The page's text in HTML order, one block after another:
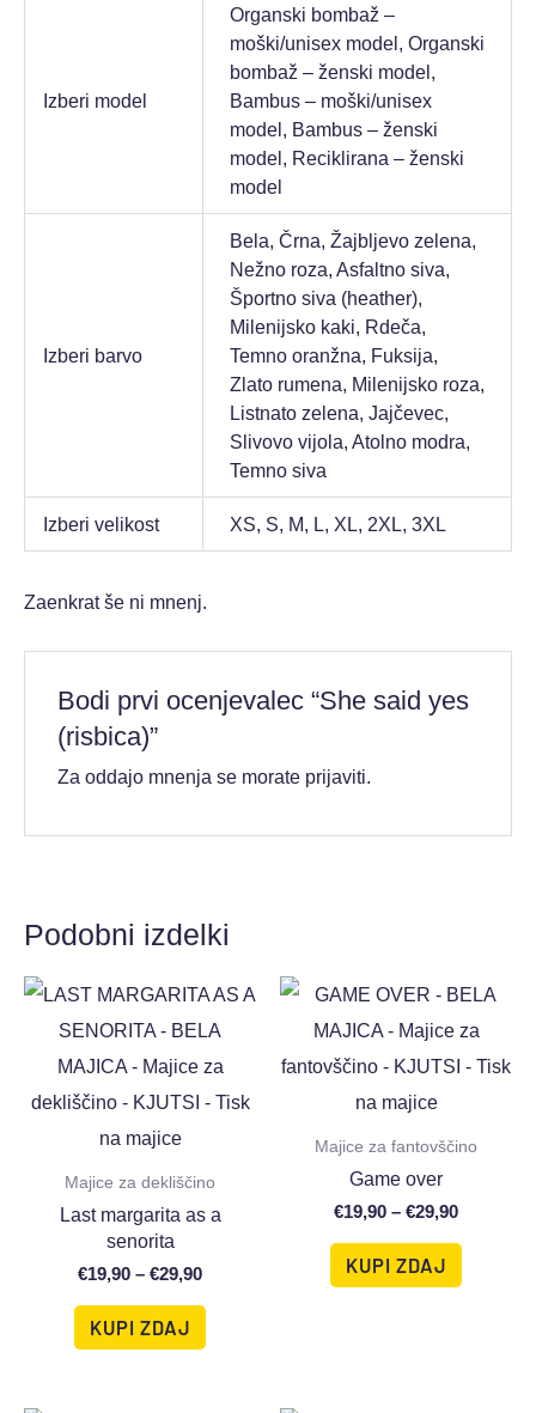
Izberi model
Organski bombaž –
moški/unisex model, Organski
bombaž – ženski model,
Bambus – moški/unisex
model, Bambus – ženski
model, Reciklirana – ženski
model
Izberi barvo
Bela, Črna, Žajbljevo zelena,
Nežno roza, Asfaltno siva,
Športno siva (heather),
Milenijsko kaki, Rdeča,
Temno oranžna, Fuksija,
Zlato rumena, Milenijsko roza,
Listnato zelena, Jajčevec,
Slivovo vijola, Atolno modra,
Temno siva
Izberi velikost XS, S, M, L, XL, 2XL, 3XL
Zaenkrat še ni mnenj.
Bodi prvi ocenjevalec “She said yes
(risbica)”
Za oddajo mnenja se morate prijaviti.
Podobni izdelki
Majice za dekliščino
Last margarita as a
senorita
€19,90 – €29,90
KUPI ZDAJ
Majice za fantovščino
Game over
€19,90 – €29,90
KUPI ZDAJ